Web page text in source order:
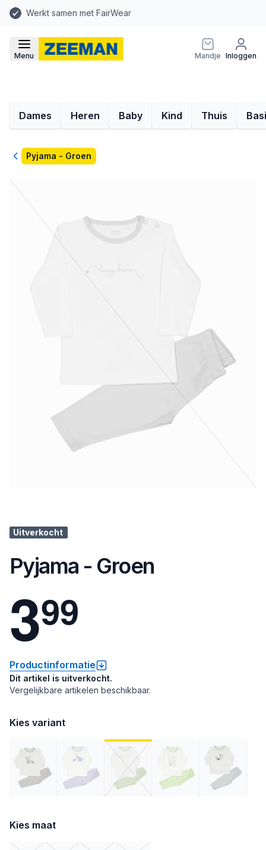
Werkt samen met FairWear
Menu Mandje Inloggen
Dames Heren Baby Kind Thuis
TerugPyjama - Groen
Uitverkocht
Pyjama - Groen
399
Productinformatie
Dit artikel is uitverkocht.
Vergelijkbare artikelen beschikbaar.
Kies variant
Kies maat